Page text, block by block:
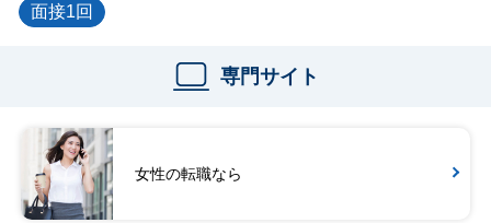
面接1回
専門サイト
女性の転職なら